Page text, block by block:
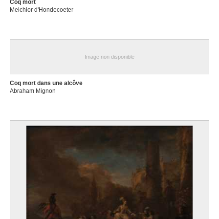
Coq mort
Melchior d'Hondecoeter
Image non disponible
Coq mort dans une alcôve
Abraham Mignon